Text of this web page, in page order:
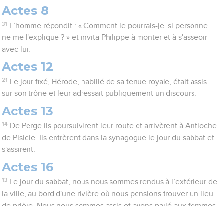
Actes 8
31
L’homme répondit : « Comment le pourrais-je, si personne
ne me l'explique ? » et invita Philippe à monter et à s'asseoir
avec lui.
Actes 12
21
Le jour fixé, Hérode, habillé de sa tenue royale, était assis
sur son trône et leur adressait publiquement un discours.
Actes 13
14 De Perge ils poursuivirent leur route et arrivèrent à Antioche
de Pisidie. Ils entrèrent dans la synagogue le jour du sabbat et
s'assirent.
Actes 16
13
Le jour du sabbat, nous nous sommes rendus à l’extérieur de
la ville, au bord d'une rivière où nous pensions trouver un lieu